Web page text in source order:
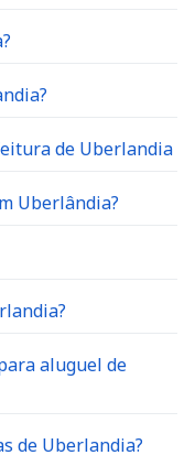
de Uberlandia
Uberlândia?
aluguel de
de Uberlandia?